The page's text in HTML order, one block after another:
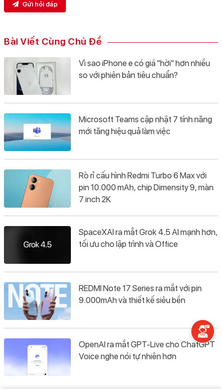
Gửi hỏi đáp
Bài Viết Cùng Chủ Đề
Vì sao iPhone e có giá "hời" hơn nhiều
so với phiên bản tiêu chuẩn?
Microsoft Teams cập nhật 7 tính năng
mới tăng hiệu quả làm việc
Rò rỉ cấu hình Redmi Turbo 6 Max với
pin 10.000 mAh, chip Dimensity 9, màn
7 inch 2K
SpaceXAI ra mắt Grok 4.5 AI mạnh hơn,
tối ưu cho lập trình và Office
REDMI Note 17 Series ra mắt với pin
9.000mAh và thiết kế siêu bền
OpenAI ra mắt GPT-Live cho ChatGPT
Voice nghe nói tự nhiên hơn